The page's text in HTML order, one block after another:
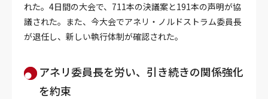
れた。4日間の大会で、711本の決議案と191本の声明が協
議された。また、今大会でアネリ・ノルドストラム委員長
が退任し、新しい執行体制が確認された。
アネリ委員長を労い、引き続きの関係強化
を約束